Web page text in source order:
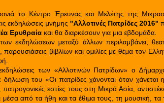
το Κέντρο Έρευνας και Μελέτης της
εκδηλώσεις μνήμης "Αλλοτινές Πατρίδες 2016"
Ερυθραία και θα διαρκέσουν για μια εβδομάδα.
εκδηλώσεων μεταξύ άλλων περιλαμβάνει,
βιβλίων και ομιλίες με θέμα τον
εκδηλώσεις των «Αλλοτινών Πατρίδων» ο
του «Οι πατρίδες χάνονται όταν χάνεται
εστίες τους στη Μικρά Ασία,
μέσα από τα ήθη και τα έθιμα τους, τη μουσική,